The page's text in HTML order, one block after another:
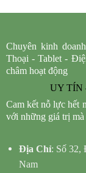
Chuyên kinh
Thoại - Tablet -
châm hoạt động
UY TÍN
Cam kết nỗ lực hết
với những giá trị
Địa Chỉ: Số 32,
Nam